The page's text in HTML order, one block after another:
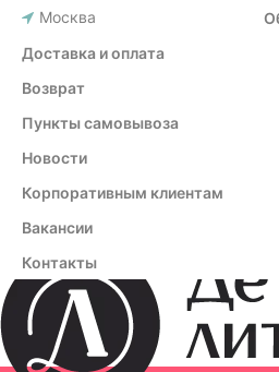
Москва
Доставка и оплата
Возврат
Пункты самовывоза
Новости
Корпоративным клиентам
Вакансии
Контакты